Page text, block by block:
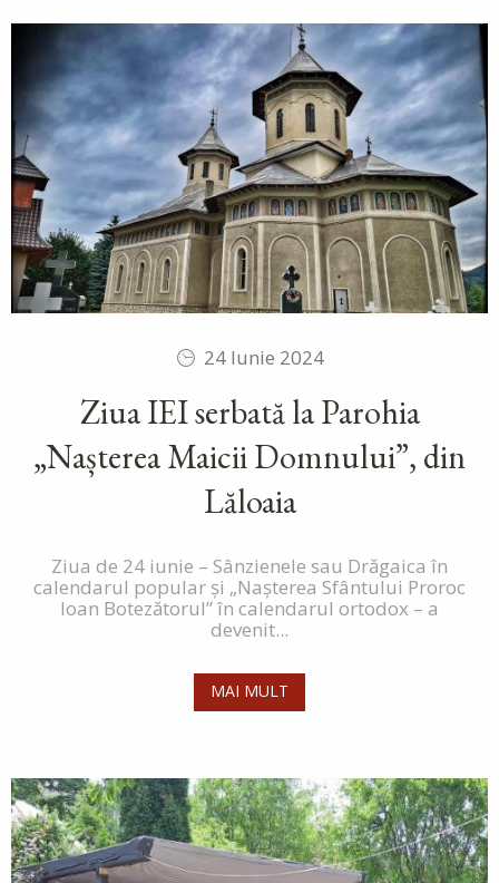
24 Iunie 2024
Ziua IEI serbată la Parohia
„Nașterea Maicii Domnului”, din
Lăloaia
Ziua de 24 iunie – Sânzienele sau Drăgaica în
calendarul popular și „Nașterea Sfântului Proroc
Ioan Botezătorul” în calendarul ortodox – a
devenit...
MAI MULT